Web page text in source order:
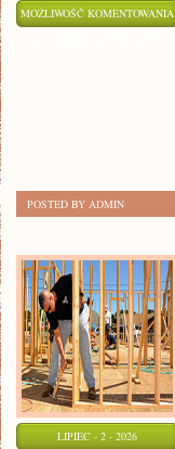
MOŻLIWOŚĆ KOMENTOWANIA
POSTED BY ADMIN
LIPIEC - 2 - 2026